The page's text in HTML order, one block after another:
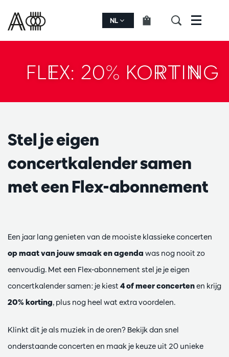
NL Menu
FLEX: 20% KORTING
Stel je eigen
concertkalender samen
met een Flex-abonnement
Een jaar lang genieten van de mooiste klassieke concerten
op maat van jouw smaak en agenda was nog nooit zo
eenvoudig. Met een Flex-abonnement stel je je eigen
concertkalender samen: je kiest 4 of meer concertenen krijg
20% korting, plus nog heel wat extra voordelen.
Klinkt dit je als muziek in de oren? Bekijk dan snel
onderstaande concerten en maak je keuze uit 20 unieke